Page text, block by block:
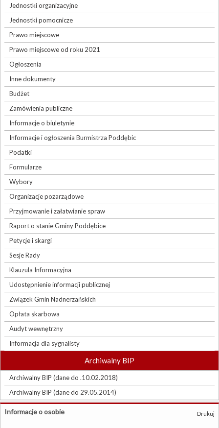
Jednostki organizacyjne
Jednostki pomocnicze
Prawo miejscowe
Prawo miejscowe od roku 2021
Ogłoszenia
Inne dokumenty
Budżet
Zamówienia publiczne
Informacje o biuletynie
Informacje i ogłoszenia Burmistrza Poddębic
Podatki
Formularze
Wybory
Organizacje pozarządowe
Przyjmowanie i załatwianie spraw
Raport o stanie Gminy Poddębice
Petycje i skargi
Sesje Rady
Klauzula Informacyjna
Udostępnienie informacji publicznej
Związek Gmin Nadnerzańskich
Opłata skarbowa
Audyt wewnętrzny
Informacja dla sygnalisty
Archiwalny BIP
Archiwalny BIP (dane do .10.02.2018)
Archiwalny BIP (dane do 29.05.2014)
Drukuj
Informacje o osobie